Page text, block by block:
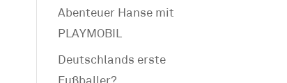
Abenteuer Hanse mit
PLAYMOBIL
Deutschlands erste